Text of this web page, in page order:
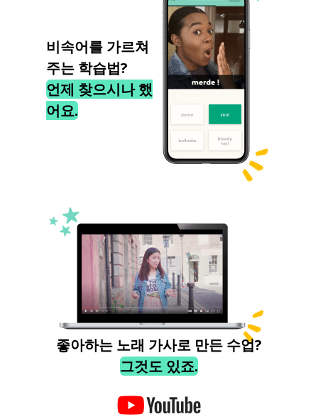
비속어를 가르쳐
주는 학습법?
언제 찾으시나 했
어요.
좋아하는 노래 가사로 만든 수업?
그것도 있죠.